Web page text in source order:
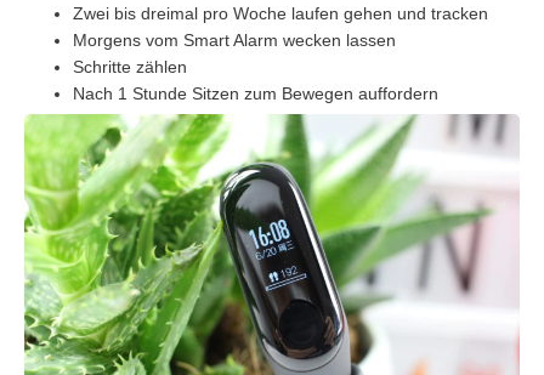
Zwei bis dreimal pro Woche laufen gehen und tracken
Morgens vom Smart Alarm wecken lassen
Schritte zählen
Nach 1 Stunde Sitzen zum Bewegen auffordern